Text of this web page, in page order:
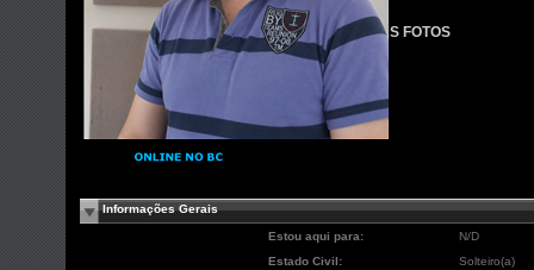
VER MINHAS FOTOS
Informações Gerais
Estou aqui para:
N/D
Estado Civil:
Solteiro(a)